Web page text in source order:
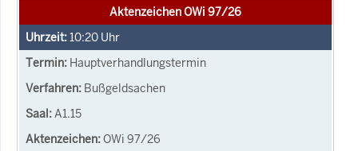
Aktenzeichen OWi 97/26
10:20 Uhr
Hauptverhandlungstermin
Bußgeldsachen
A1.15
OWi 97/26